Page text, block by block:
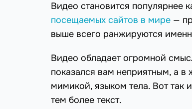
Видео становится популярнее
посещаемых сайтов в мире —
выше всего ранжируются
Видео обладает огромной
показался вам неприятным, а
мимикой, языком тела. Вот так
тем более текст.